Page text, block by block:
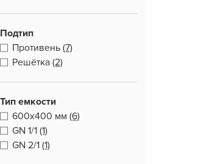
Подтип
Противень (7)
Решётка (2)
Тип емкости
600х400 мм (6)
GN 1/1 (1)
GN 2/1 (1)